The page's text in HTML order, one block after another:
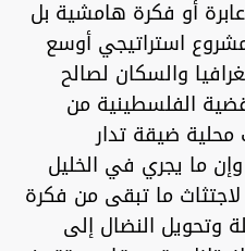
أو فكرة هامشية بل
استراتيجي أوسع
والسكان لصالح
الفلسطينية من
محلية ضيقة تدار
وإن ما يجري في الخليل
ما تبقى من فكرة
وتحويل النضال إلى